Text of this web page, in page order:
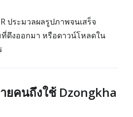
ประมวลผลรูปภาพจนเสร็จ
ดึงออกมา หรือดาวน์โหลดใน
ยคนถึงใช้ Dzongkha